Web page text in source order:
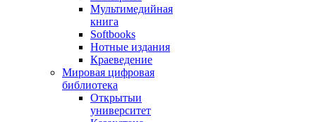
Мультимедийная
книга
Softbooks
Нотные издания
Краеведение
Мировая цифровая
библиотека
Открытыи
университет